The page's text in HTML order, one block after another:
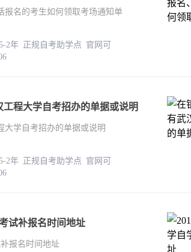
报名的考生如何领取考场通知单
2年 正规自考助学点 官网可
程大学自考招办的单据或说明
大学自考招办的单据或说明
2年 正规自考助学点 官网可
试补报名时间地址
报名时间地址